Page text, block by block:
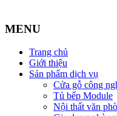
MENU
Trang chủ
Giới thiệu
Sản phẩm dịch vụ
Cửa gỗ công
Tủ bếp Module
Nội thất văn